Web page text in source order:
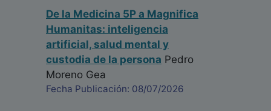
De la Medicina 5P a Magnifica
Humanitas: inteligencia
artificial, salud mental y
custodia de la persona Pedro
Moreno Gea
Fecha Publicación: 08/07/2026